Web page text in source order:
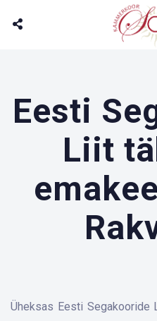
Eesti
Liit
Üheksas Eesti Segakooride